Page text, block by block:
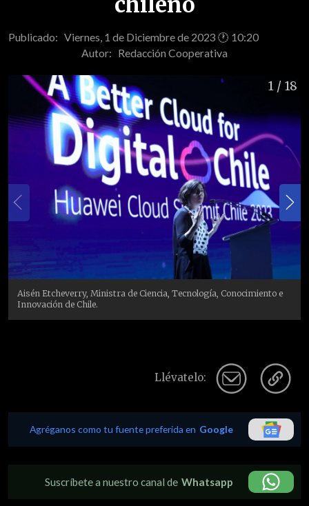
Publicado: Viernes, 1 de Diciembre de 2023 🕐 10:20
Autor: Redacción Cooperativa
1 / 18
Aisén Etcheverry, Ministra de Ciencia, Tecnología, Conocimiento e
Innovación de Chile.
Llévatelo:
Agréganos como tu fuente preferida en Google
Suscríbete a nuestro canal de Whatsapp